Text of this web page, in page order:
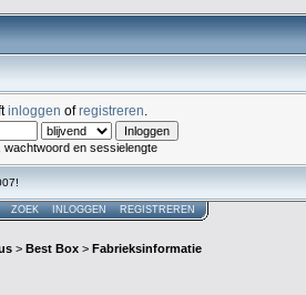
inloggen ofregistreren
en sessielengte
ZOEK INLOGGEN REGISTREREN
> Best Box > Fabrieksinformatie